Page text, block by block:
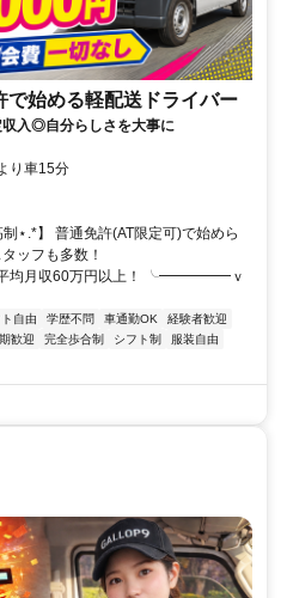
で始める軽配送ドライバー
入◎自分らしさを大事に
り車15分
⋆.*】 普通免許(AT限定可)で始めら
ッフも多数！
収60万円以上！ ╰━━━━━ｖ
自由 学歴不問 車通勤OK
経験者歓迎
歓迎 完全歩合制 シフト制
服装自由